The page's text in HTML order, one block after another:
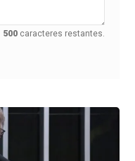
500 caracteres restantes.